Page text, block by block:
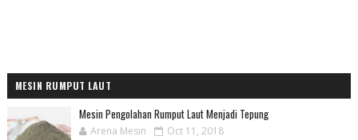
MESIN RUMPUT LAUT
Mesin Pengolahan Rumput Laut Menjadi Tepung
Arena Mesin Oct 11, 2018